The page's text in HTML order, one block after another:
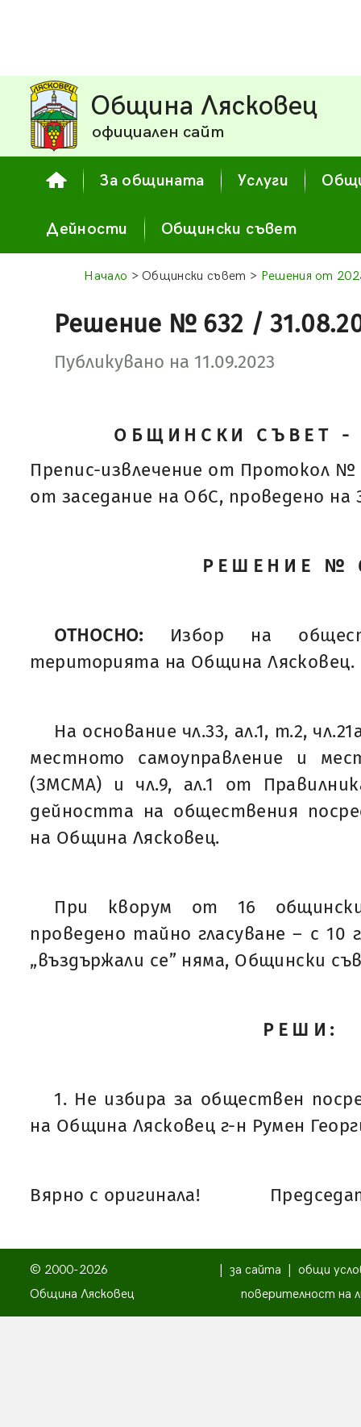
Община Лясковец
официален сайт
За общината Услуги
Дейности Общински съвет
Начало > Общински съвет > Решения от
Решение № 632 /
Публикувано на 11.09.2023
ОБЩИНСКИ СЪВЕТ -
Препис-извлечение от Протокол №
от заседание на ОбС, проведено на
РЕШЕНИЕ №
ОТНОСНО: Избор на
територията на Община Лясковец.
На основание чл.33, ал.1, т.2,
местното самоуправление и
(ЗМСМА) и чл.9, ал.1 от
дейността на обществения
на Община Лясковец.
При кворум от 16
проведено тайно гласуване – с 10
„въздържали се” няма, Общински
РЕШИ:
1. Не избира за обществен
на Община Лясковец г-н Румен
Вярно с оригинала!
© 2000-2026
Община Лясковец
за сайта
общи
поверителност на